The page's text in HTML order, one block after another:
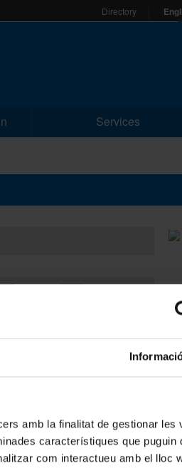
amb la finalitat de gestionar les
característiques que puguin
com interactueu amb el lloc
Directory
Services